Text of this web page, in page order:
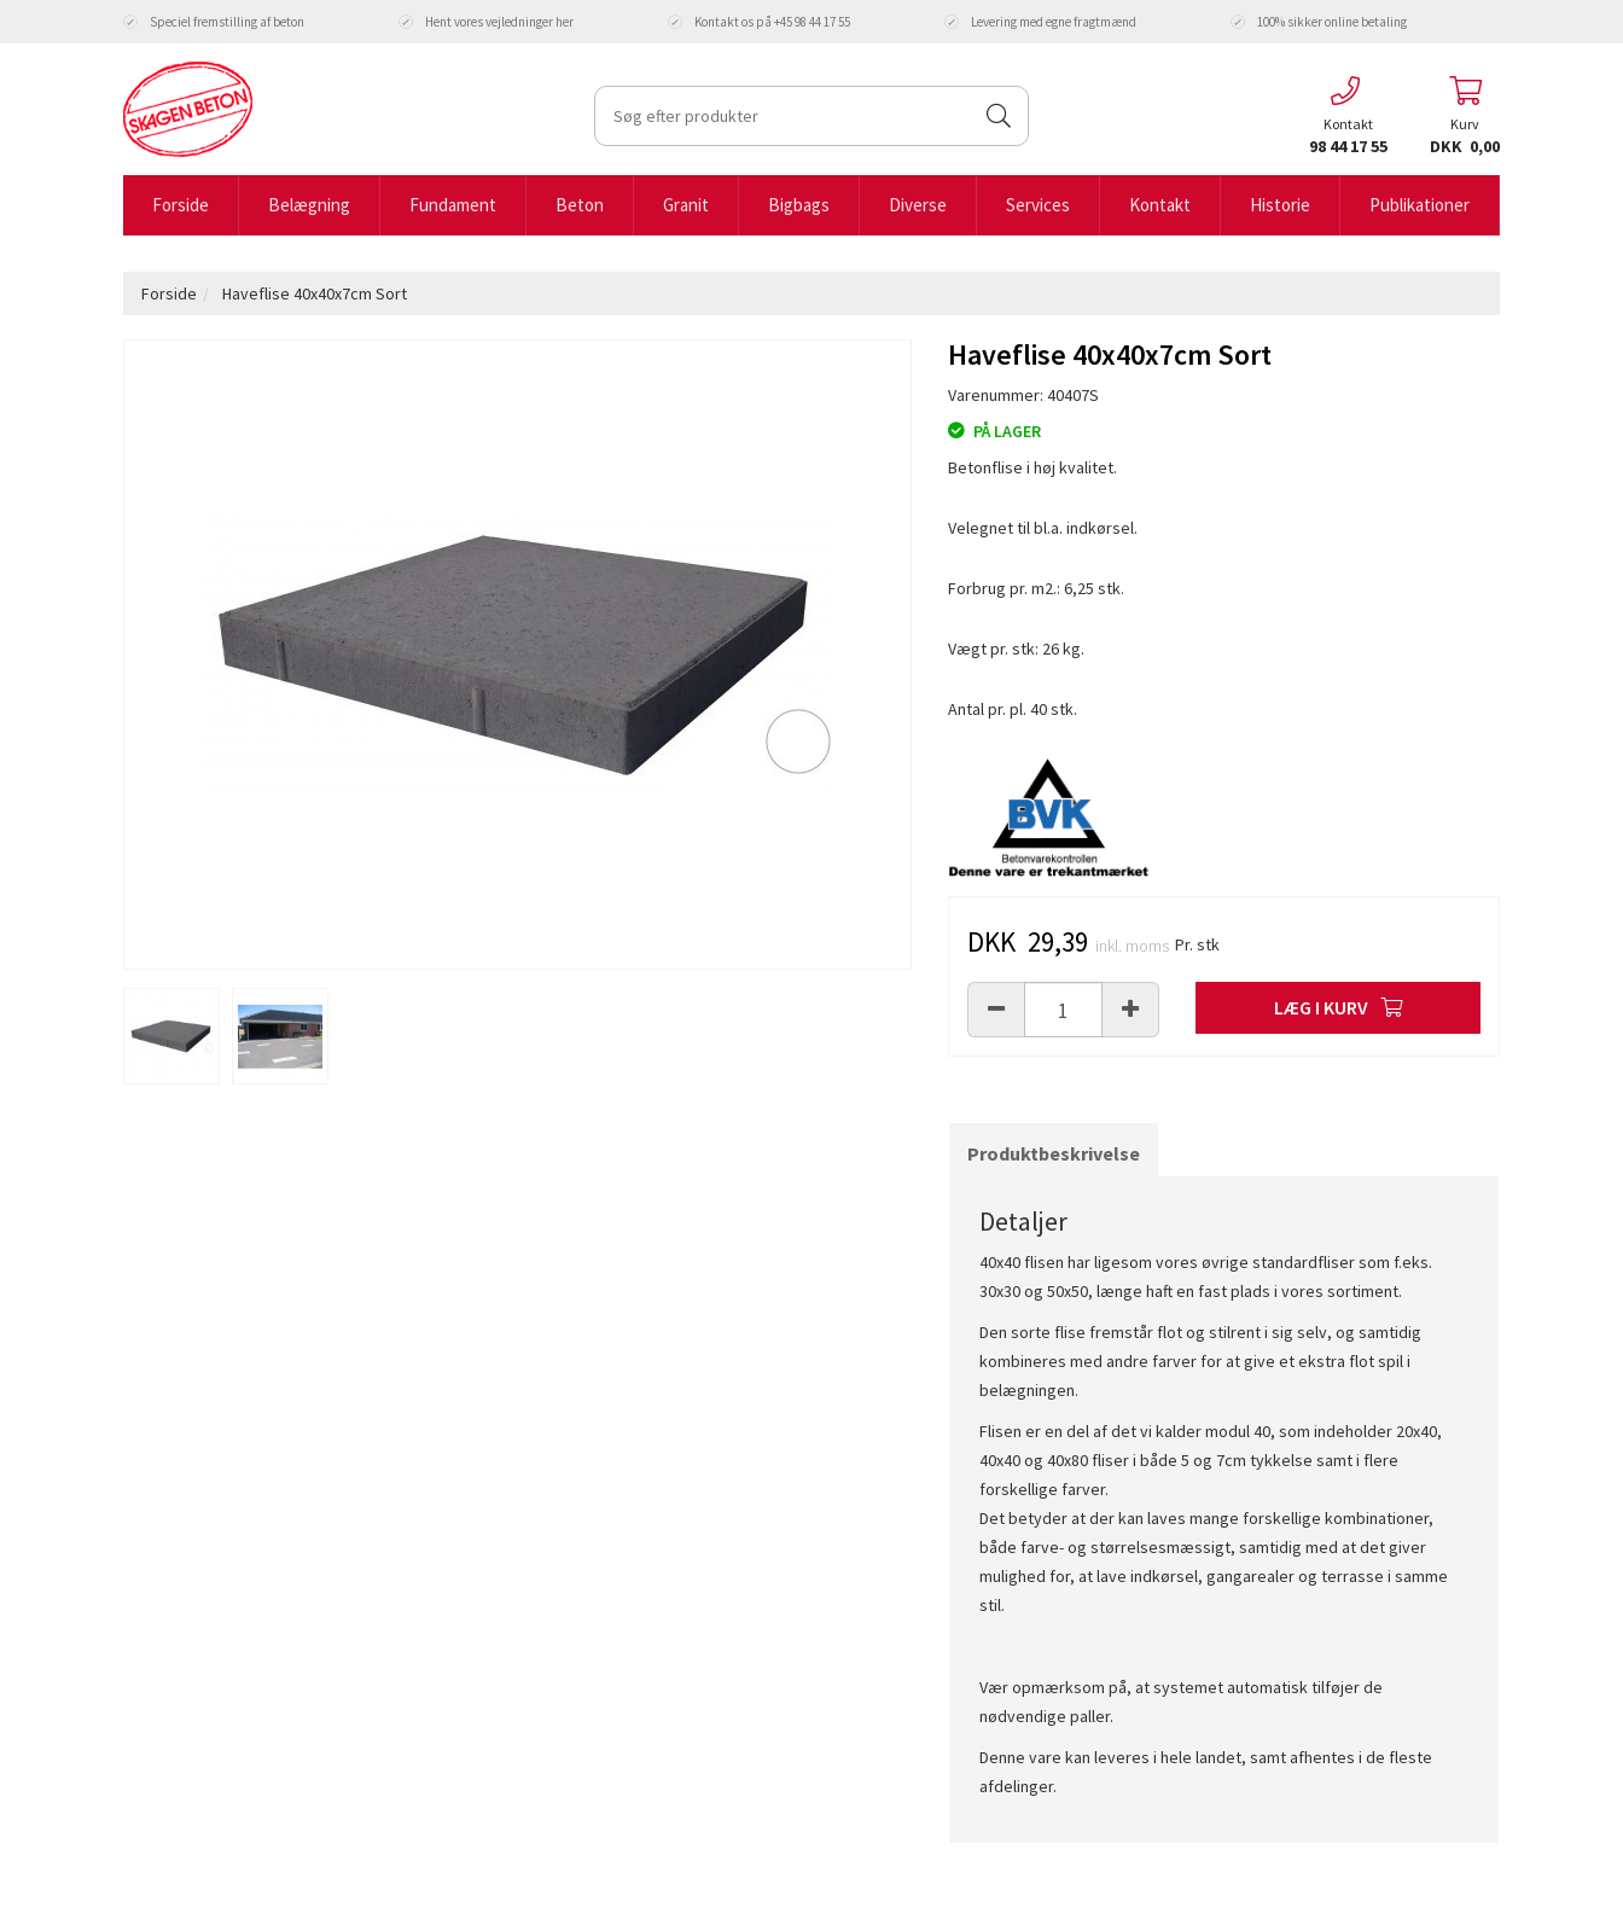
Speciel fremstilling af beton Hent vores vejledninger her Kontakt os på +45 98 44 17 55 Levering med egne fragtmænd 100% sikker online betaling
Kontakt
98 44 17 55
Kurv
DKK 0,00
Forside Belægning Fundament Beton Granit Bigbags Diverse Services Kontakt Historie Publikationer
Forside Haveflise 40x40x7cm Sort
Haveflise 40x40x7cm Sort
Varenummer: 40407S
PÅ LAGER
Betonflise i høj kvalitet.
Velegnet til bl.a. indkørsel.
Forbrug pr. m2.: 6,25 stk.
Vægt pr. stk: 26 kg.
Antal pr. pl. 40 stk.
DKK 29,39 inkl. moms Pr. stk
LÆG I KURV
Produktbeskrivelse
Detaljer
40x40 flisen har ligesom vores øvrige standardfliser som f.eks.
30x30 og 50x50, længe haft en fast plads i vores sortiment.
Den sorte flise fremstår flot og stilrent i sig selv, og samtidig
kombineres med andre farver for at give et ekstra flot spil i
belægningen.
Flisen er en del af det vi kalder modul 40, som indeholder 20x40,
40x40 og 40x80 fliser i både 5 og 7cm tykkelse samt i flere
forskellige farver.
Det betyder at der kan laves mange forskellige kombinationer,
både farve- og størrelsesmæssigt, samtidig med at det giver
mulighed for, at lave indkørsel, gangarealer og terrasse i samme
stil.
Vær opmærksom på, at systemet automatisk tilføjer de
nødvendige paller.
Denne vare kan leveres i hele landet, samt afhentes i de fleste
afdelinger.